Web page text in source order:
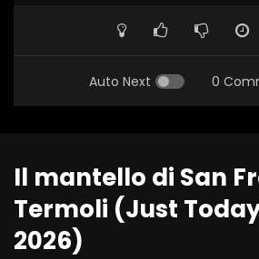
Auto Next 0
Il mantello di San
Termoli (Just
2026)